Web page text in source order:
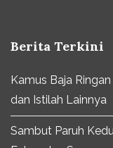
Berita Terkini
Kamus Baja
dan Istilah Lainnya
Sambut Paruh